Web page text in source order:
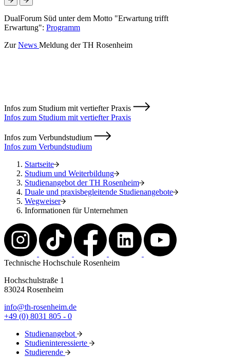
DualForum Süd unter dem Motto "Erwartung trifft
Erwartung": Programm
ZurNews Meldung der TH Rosenheim
Infos zum Studium mit vertiefter Praxis
Infos zum Studium mit vertiefter Praxis
Infos zum Verbundstudium
Infos zum Verbundstudium
Startseite
Studium und Weiterbildung
Studienangebot der TH Rosenheim
Duale und praxisbegleitende Studienangebote
Wegweiser
Informationen für Unternehmen
Technische Hochschule Rosenheim
Hochschulstraße 1
83024 Rosenheim
info@th-rosenheim.de
+49 (0) 8031 805 - 0
Studienangebot
Studieninteressierte
Studierende